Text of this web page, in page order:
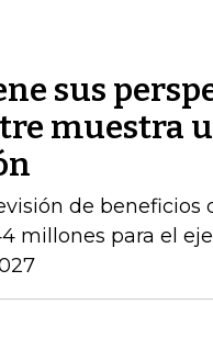
sus
muestra
de beneficios
millones para el